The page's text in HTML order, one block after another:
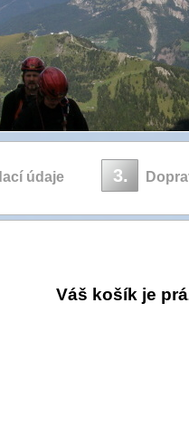
údaje 3.
Váš košík je